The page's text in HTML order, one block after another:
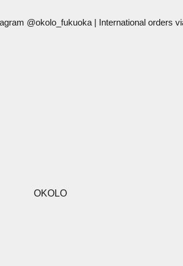
@okolo_fukuoka | International orders
OKOLO